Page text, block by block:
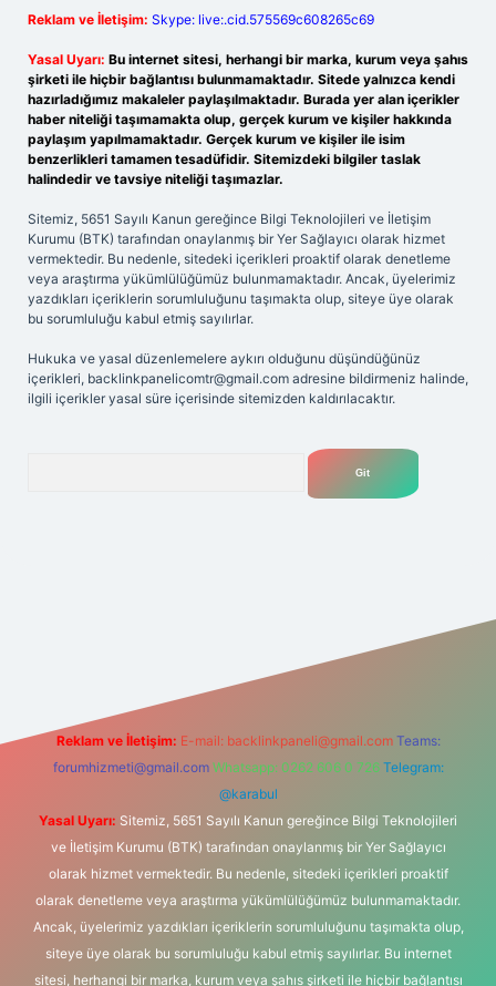
Reklam ve İletişim: Skype: live:.cid.575569c608265c69
Yasal Uyarı: Bu internet sitesi, herhangi bir marka, kurum veya şahıs
şirketi ile hiçbir bağlantısı bulunmamaktadır. Sitede yalnızca kendi
hazırladığımız makaleler paylaşılmaktadır. Burada yer alan içerikler
haber niteliği taşımamakta olup, gerçek kurum ve kişiler hakkında
paylaşım yapılmamaktadır. Gerçek kurum ve kişiler ile isim
benzerlikleri tamamen tesadüfidir. Sitemizdeki bilgiler taslak
halindedir ve tavsiye niteliği taşımazlar.
Sitemiz, 5651 Sayılı Kanun gereğince Bilgi Teknolojileri ve İletişim
Kurumu (BTK) tarafından onaylanmış bir Yer Sağlayıcı olarak hizmet
vermektedir. Bu nedenle, sitedeki içerikleri proaktif olarak denetleme
veya araştırma yükümlülüğümüz bulunmamaktadır. Ancak, üyelerimiz
yazdıkları içeriklerin sorumluluğunu taşımakta olup, siteye üye olarak
bu sorumluluğu kabul etmiş sayılırlar.
Hukuka ve yasal düzenlemelere aykırı olduğunu düşündüğünüz
içerikleri, backlinkpanelicomtr@gmail.com adresine bildirmeniz halinde,
ilgili içerikler yasal süre içerisinde sitemizden kaldırılacaktır.
Reklam ve İletişim: E-mail: backlinkpaneli@gmail.com Teams:
forumhizmeti@gmail.com Whatsapp: 0262 606 0 726 Telegram:
@karabul
Yasal Uyarı: Sitemiz, 5651 Sayılı Kanun gereğince Bilgi Teknolojileri
ve İletişim Kurumu (BTK) tarafından onaylanmış bir Yer Sağlayıcı
olarak hizmet vermektedir. Bu nedenle, sitedeki içerikleri proaktif
olarak denetleme veya araştırma yükümlülüğümüz bulunmamaktadır.
Ancak, üyelerimiz yazdıkları içeriklerin sorumluluğunu taşımakta olup,
siteye üye olarak bu sorumluluğu kabul etmiş sayılırlar. Bu internet
sitesi, herhangi bir marka, kurum veya şahıs şirketi ile hiçbir bağlantısı